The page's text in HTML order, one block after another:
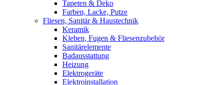
Tapeten & Deko
Farben, Lacke, Putze
Fliesen, Sanitär & Haustechnik
Keramik
Kleben, Fugen & Fliesenzubehör
Sanitärelemente
Badausstattung
Heizung
Elektrogeräte
Elektroinstallation